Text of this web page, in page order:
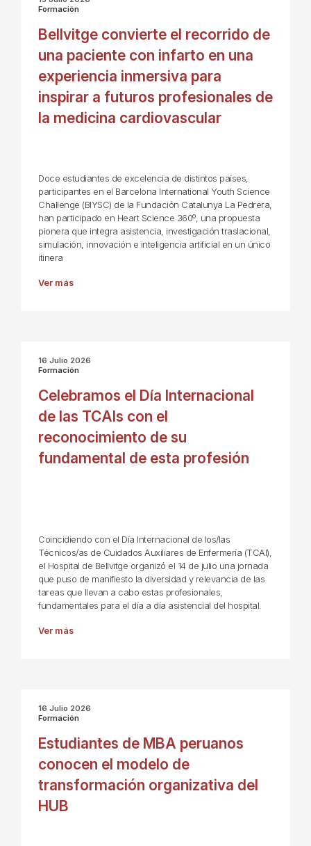
Formación
Bellvitge convierte el recorrido de
una paciente con infarto en una
experiencia inmersiva para
inspirar a futuros profesionales de
la medicina cardiovascular
Doce estudiantes de excelencia de distintos países,
participantes en el Barcelona International Youth Science
Challenge (BIYSC) de la Fundación Catalunya La Pedrera,
han participado en Heart Science 360º, una propuesta
pionera que integra asistencia, investigación traslacional,
simulación, innovación e inteligencia artificial en un único
itinera
Ver más
16 Julio 2026
Formación
Celebramos el Día Internacional
de las TCAIs con el
reconocimiento de su
fundamental de esta profesión
Coincidiendo con el Día Internacional de los/las
Técnicos/as de Cuidados Auxiliares de Enfermería (TCAI),
el Hospital de Bellvitge organizó el 14 de julio una jornada
que puso de manifiesto la diversidad y relevancia de las
tareas que llevan a cabo estas profesionales,
fundamentales para el día a día asistencial del hospital.
Ver más
16 Julio 2026
Formación
Estudiantes de MBA peruanos
conocen el modelo de
transformación organizativa del
HUB